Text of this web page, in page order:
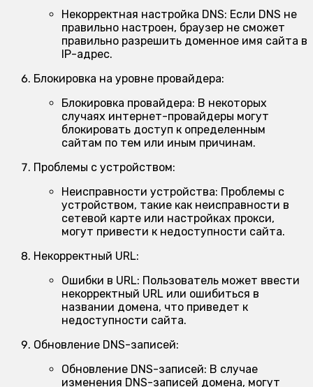
Некорректная настройка DNS: Если DNS не
правильно настроен, браузер не сможет
правильно разрешить доменное имя сайта в
IP-адрес.
Блокировка на уровне провайдера:
Блокировка провайдера: В некоторых
случаях интернет-провайдеры могут
блокировать доступ к определенным
сайтам по тем или иным причинам.
Проблемы с устройством:
Неисправности устройства: Проблемы с
устройством, такие как неисправности в
сетевой карте или настройках прокси,
могут привести к недоступности сайта.
Некорректный URL:
Ошибки в URL: Пользователь может ввести
некорректный URL или ошибиться в
названии домена, что приведет к
недоступности сайта.
Обновление DNS-записей:
Обновление DNS-записей: В случае
изменения DNS-записей домена, могут